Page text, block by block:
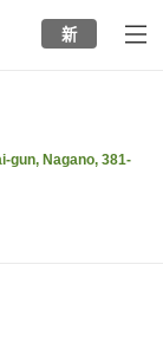
新
gun, Nagano, 381-